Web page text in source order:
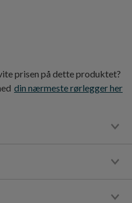
prisen på dette produktet?
din nærmeste rørlegger her